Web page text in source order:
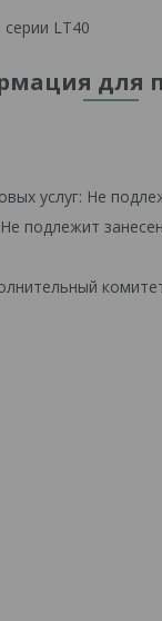
LT40
для
услуг: Не
подлежит